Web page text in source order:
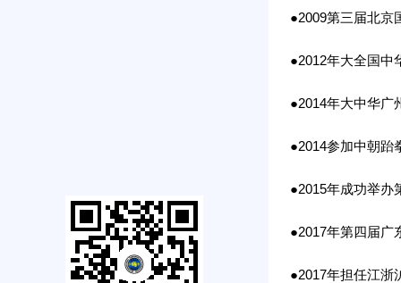
●2009第三届北京
●2012年大全国中
●2014年大中华广
●2014参加中朝跆
●2015年成功举办
●2017年第四届广
●2017年担任江浙